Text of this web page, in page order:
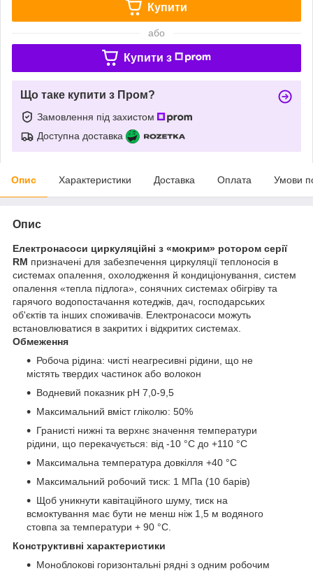
Купити
або
Купити з
Що таке купити з Пром?
Замовлення під захистом
Доступна доставка
Опис Характеристики Доставка Оплата Умови
Опис
Електронасоси циркуляційні з «мокрим» ротором серії
RM призначені для забезпечення циркуляції теплоносія в
системах опалення, охолодження й кондиціонування, систем
опалення «тепла підлога», сонячних системах обігріву та
гарячого водопостачання котеджів, дач, господарських
об'єктів та інших споживачів. Електронасоси можуть
встановлюватися в закритих і відкритих системах.
Обмеження
Робоча рідина: чисті неагресивні рідини, що не
містять твердих частинок або волокон
Водневий показник pH 7,0-9,5
Максимальний вміст гліколю: 50%
Гранисті нижні та верхнє значення температури
рідини, що перекачується: від -10 °C до +110 °C
Максимальна температура довкілля +40 °C
Максимальний робочий тиск: 1 МПа (10 барів)
Щоб уникнути кавітаційного шуму, тиск на
всмоктування має бути не менш ніж 1,5 м водяного
стовпа за температури + 90 °C.
Конструктивні характеристики
Моноблокові горизонтальні рядні з одним робочим